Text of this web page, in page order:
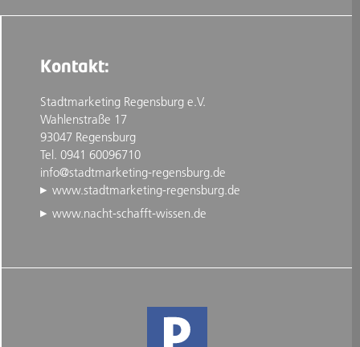
Kontakt:
Stadtmarketing Regensburg e.V.
Wahlenstraße 17
93047 Regensburg
Tel. 0941 60096710
info@stadtmarketing-regensburg.de
www.stadtmarketing-regensburg.de
www.nacht-schafft-wissen.de